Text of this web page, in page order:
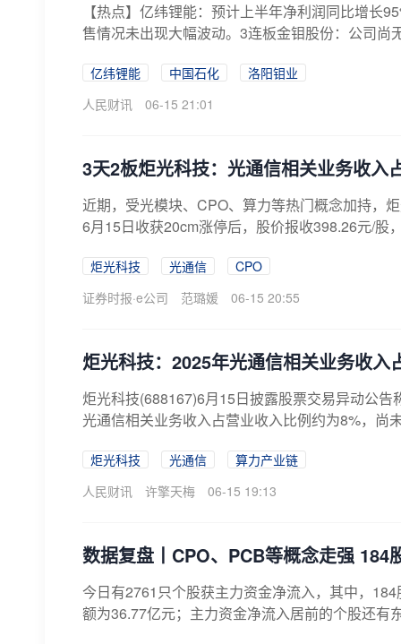
【热点】亿纬锂能：预计上半年净利润同比增
售情况未出现大幅波动。3连板金钼股份：公司尚
亿纬锂能 中国石化
洛阳钼业
人民财讯
06-15 21:01
3天2板炬光科技：光通信相关业务收入
近期，受光模块、CPO、算力等热门概念加持，
6月15日收获20cm涨停后，股价报收398.26元/股
炬光科技 光通信
CPO
证券时报·e公司
范璐媛 06-15 20:55
炬光科技：2025年光通信相关业务收
炬光科技(688167)6月15日披露股票交易异动公
光通信相关业务收入占营业收入比例约为8%，尚
炬光科技 光通信
算力产业链
人民财讯
许擎天梅 06-15 19:13
数据复盘丨CPO、PCB等概念走强 184
今日有2761只个股获主力资金净流入，其中，
额为36.77亿元；主力资金净流入居前的个股还有